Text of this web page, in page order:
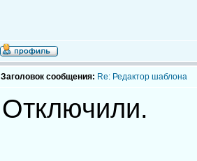
Заголовок сообщения: Re: Редактор шаблона
Отключили.